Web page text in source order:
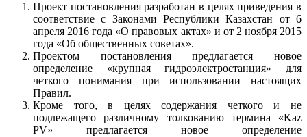
Проект постановления разработан в целях приведения в
соответствие с Законами Республики Казахстан от 6
апреля 2016 года «О правовых актах» и от 2 ноября 2015
года «Об общественных советах».
Проектом постановления предлагается новое
определение «крупная гидроэлектростанция» для
четкого понимания при использовании настоящих
Правил.
Кроме того, в целях содержания четкого и не
подлежащего различному толкованию термина «Kaz
PV» предлагается новое определение